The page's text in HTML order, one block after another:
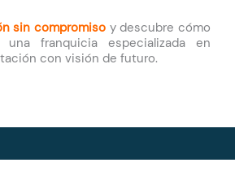
sin compromiso y descubre cómo
franquicia especializada en
con visión de futuro.